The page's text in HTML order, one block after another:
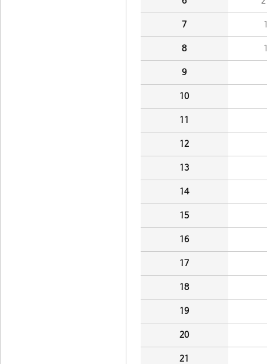
7
8
9
10
11
12
13
14
15
16
17
18
19
20
21